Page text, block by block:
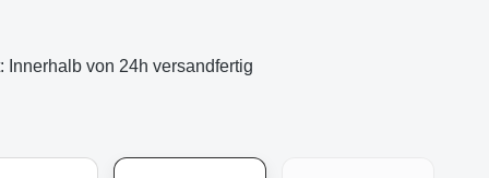
Innerhalb von 24h versandfertig